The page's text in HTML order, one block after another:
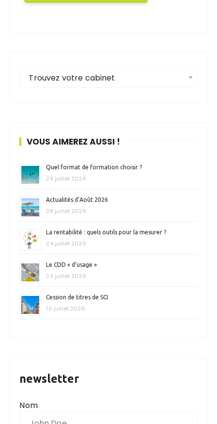
Trouvez votre cabinet
VOUS AIMEREZ AUSSI !
Quel format de formation choisir ?
28 juillet 2026
Actualités d’Août 2026
28 juillet 2026
La rentabilité : quels outils pour la mesurer ?
24 juillet 2026
Le CDD « d’usage »
23 juillet 2026
Cession de titres de SCI
16 juillet 2026
newsletter
Nom